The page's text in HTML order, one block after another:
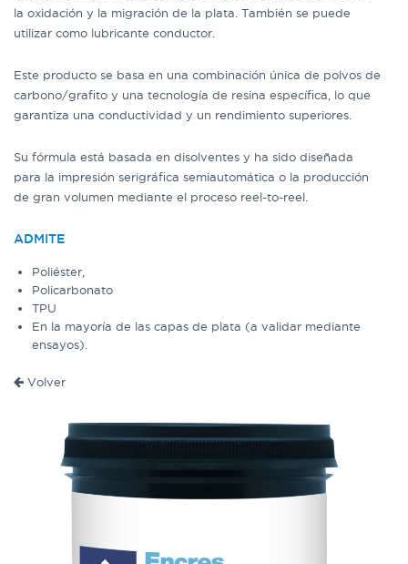
la oxidación y la migración de la plata. También se puede
utilizar como lubricante conductor.
Este producto se basa en una combinación única de polvos de
carbono/grafito y una tecnología de resina específica, lo que
garantiza una conductividad y un rendimiento superiores.
Su fórmula está basada en disolventes y ha sido diseñada
para la impresión serigráfica semiautomática o la producción
de gran volumen mediante el proceso reel-to-reel.
ADMITE
Poliéster,
Policarbonato
TPU
En la mayoría de las capas de plata (a validar mediante
ensayos).
Volver